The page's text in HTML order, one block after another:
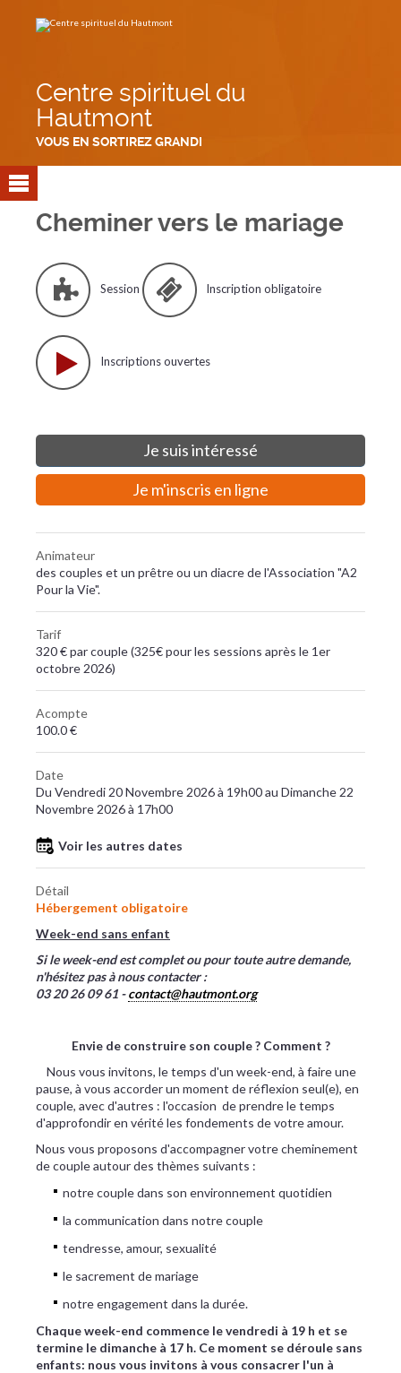
contenu.
Centre spirituel du
Hautmont
VOUS EN SORTIREZ GRANDI
Cheminer vers le mariage
Session Inscription obligatoire
Inscriptions ouvertes
Je suis intéressé
Je m'inscris en ligne
Animateur
des couples et un prêtre ou un diacre de l'Association "A2
Pour la Vie".
Tarif
320 € par couple (325€ pour les sessions après le 1er
octobre 2026)
Acompte
100.0 €
Date
Du Vendredi 20 Novembre 2026 à 19h00 au Dimanche 22
Novembre 2026 à 17h00
Voir les autres dates
Détail
Hébergement obligatoire
Week-end sans enfant
Si le week-end est complet ou pour toute autre demande,
n'hésitez pas à nous contacter :
03 20 26 09 61 -contact@hautmont.org
Envie de construire son couple ? Comment ?
Nous vous invitons, le temps d'un week-end, à faire une
pause, à vous accorder un moment de réflexion seul(e), en
couple, avec d'autres : l'occasion de prendre le temps
d'approfondir en vérité les fondements de votre amour.
Nous vous proposons d'accompagner votre cheminement
de couple autour des thèmes suivants :​
notre couple dans son environnement quotidien
la communication dans notre couple
tendresse, amour, sexualité
le sacrement de mariage
notre engagement dans la durée.
Chaque week-end commence le vendredi à 19 h et se
termine le dimanche à 17 h. Ce moment se déroule sans
enfants: nous vous invitons à vous consacrer l'un à